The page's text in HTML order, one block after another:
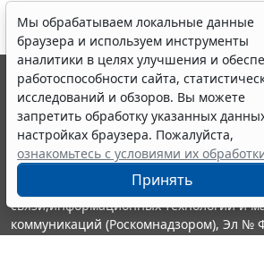
Мы обрабатываем локальные данные
браузера и используем инструменты
аналитики в целях улучшения и
работоспособности сайта,
исследований и обзоров. Вы можете
запретить обработку указанных
настройках браузера. Пожалуйста,
ознакомьтесь с условиями их
Принять
© ООО "НПП "ГАРАНТ-СЕРВИС", 2026.
выпускается с 1990 года. Компания
являются участниками Российской
информации ГАРАНТ.
Портал ГАРАНТ.РУ зарегистрирован в
издания Федеральной службой по
связи,информационных технологий и
коммуникаций (Роскомнадзором), Эл №